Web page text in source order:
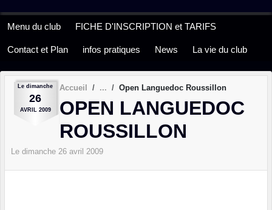
Menu du club FICHE D'INSCRIPTION et TARIFS
Contact et Plan infos pratiques News La vie du club
Le dimanche
26
AVRIL 2009
Accueil Open Languedoc Roussillon
OPEN LANGUEDOC
ROUSSILLON
Le dimanche 26 avril 2009